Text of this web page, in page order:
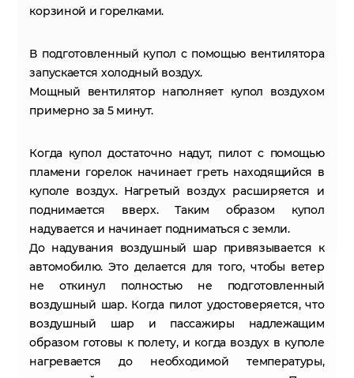
корзиной и горелками.
В подготовленный купол с помощью вентилятора
запускается холодный воздух.
Мощный вентилятор наполняет купол воздухом
примерно за 5 минут.
Когда купол достаточно надут, пилот с помощью
пламени горелок начинает греть находящийся в
куполе воздух. Нагретый воздух расширяется и
поднимается вверх. Таким образом купол
надувается и начинает подниматься с земли.
До надувания воздушный шар привязывается к
автомобилю. Это делается для того, чтобы ветер
не откинул полностью не подготовленный
воздушный шар. Когда пилот удостоверяется, что
воздушный шар и пассажиры надлежащим
образом готовы к полету, и когда воздух в куполе
нагревается до необходимой температуры,